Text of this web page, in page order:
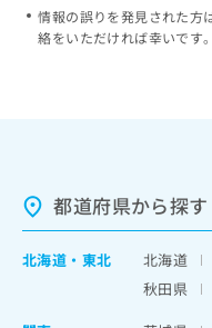
情報の誤りを発見された方
絡をいただければ幸いです。
都道府県から探す
北海道 ・ 東北 北海道
秋田県